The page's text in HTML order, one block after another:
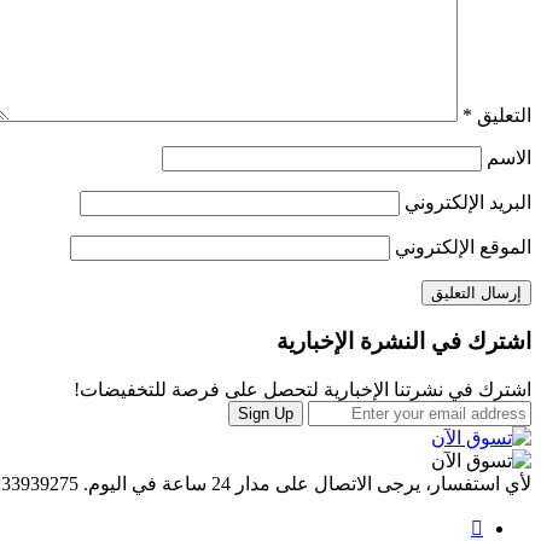
التعليق *
الاسم
البريد الإلكتروني
الموقع الإلكتروني
Brands
Carousel
اشترك في النشرة الإخبارية
اشترك في نشرتنا الإخبارية لتحصل على فرصة للتخفيضات!
Sign Up
لأي استفسار، يرجى الاتصال على مدار 24 ساعة في اليوم.